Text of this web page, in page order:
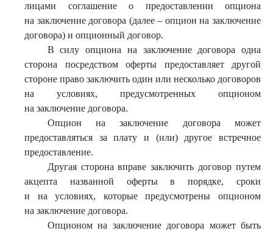
лицами соглашение о предоставлении опциона
на заключение договора (далее – опцион на заключение
договора) и опционный договор.
В силу опциона на заключение договора одна
сторона посредством оферты предоставляет другой
стороне право заключить один или несколько договоров
на условиях, предусмотренных опционом
на заключение договора.
Опцион на заключение договора может
предоставляться за плату и (или) другое встречное
предоставление.
Другая сторона вправе заключить договор путем
акцепта названной оферты в порядке, сроки
и на условиях, которые предусмотрены опционом
на заключение договора.
Опционом на заключение договора может быть